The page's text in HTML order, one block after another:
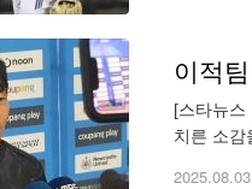
이적
[스타뉴스
치른 소감